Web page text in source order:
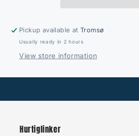
Pickup available atTromsø
Usually ready in 2 hours
View store information
Hurtiglinker